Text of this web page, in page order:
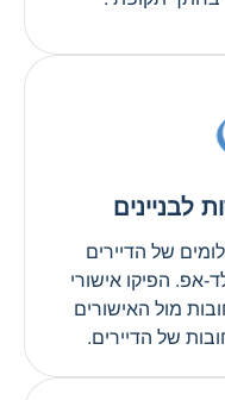
לבניינים
של הדיירים
אפ. הפיקו אישורי
מול האישורים
של הדיירים.